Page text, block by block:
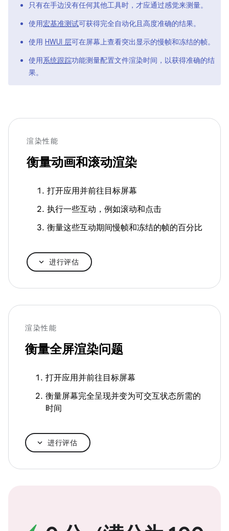
只有在手边没有任何其他工具时，才应通过感觉来测量。
使用宏基准测试可获得完全自动化且高度准确的结果。
使用 HWUI 层可在屏幕上查看突出显示的慢帧和冻结的帧。
使用系统跟踪功能测量配置文件渲染时间，以获得准确的结
果。
渲染性能
衡量动画和滚动渲染
打开应用并前往目标屏幕
执行一些互动，例如滚动和点击
衡量这些互动期间慢帧和冻结的帧的百分比
进行评估
渲染性能
衡量全屏渲染问题
打开应用并前往目标屏幕
衡量屏幕完全呈现并变为可交互状态所需的
时间
进行评估